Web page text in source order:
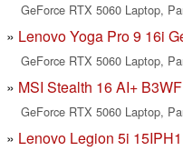
GeForce RTX 5060 Laptop,
Lenovo Yoga Pro 9 16i
GeForce RTX 5060 Laptop,
MSI Stealth 16 AI+ B3WF
GeForce RTX 5060 Laptop,
Lenovo Legion 5i